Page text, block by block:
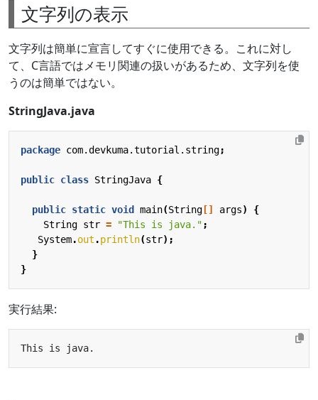
文字列の表示
文字列は簡単に宣言してすぐに使用できる。これに対し
て、C言語ではメモリ関連の扱いがあるため、文字列を使
うのは簡単ではない。
StringJava.java
package com.devkuma.tutorial.string;
public class StringJava {
public static void main(String [] args)
{
String str = "This is java." ;
System.out .println(str);
}
}
実行結果: